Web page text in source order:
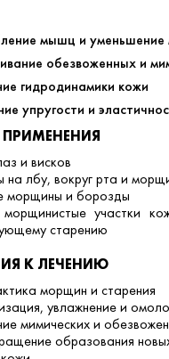
мышц и уменьшение
обезвоженных и
гидродинамики кожи
упругости и
и висков
лбу, вокруг рта и
морщины и борозды
участки
старению
К ЛЕЧЕНИЮ
морщин и старения
увлажнение и
мимических и
образования